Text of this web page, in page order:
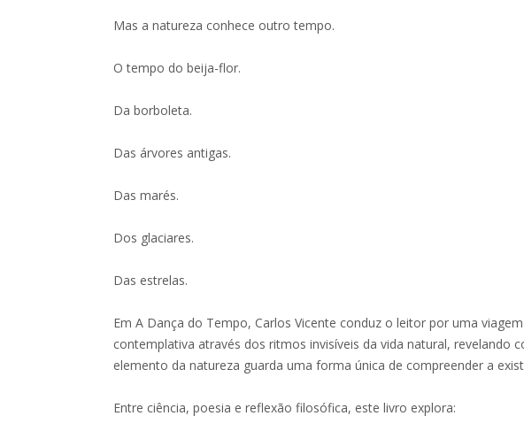
Mas a natureza conhece outro tempo.
O tempo do beija-flor.
Da borboleta.
Das árvores antigas.
Das marés.
Dos glaciares.
Das estrelas.
Em A Dança do Tempo, Carlos Vicente conduz o leitor por uma viagem
contemplativa através dos ritmos invisíveis da vida natural, revelando
elemento da natureza guarda uma forma única de compreender a
Entre ciência, poesia e reflexão filosófica, este livro explora: